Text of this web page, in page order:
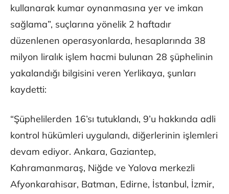
kullanarak kumar oynanmasına yer ve imkan
sağlama”, suçlarına yönelik 2 haftadır
düzenlenen operasyonlarda, hesaplarında 38
milyon liralık işlem hacmi bulunan 28 şüphelinin
yakalandığı bilgisini veren Yerlikaya, şunları
kaydetti:
“Şüphelilerden 16’sı tutuklandı, 9’u hakkında adli
kontrol hükümleri uygulandı, diğerlerinin işlemleri
devam ediyor. Ankara, Gaziantep,
Kahramanmaraş, Niğde ve Yalova merkezli
Afyonkarahisar, Batman, Edirne, İstanbul, İzmir,